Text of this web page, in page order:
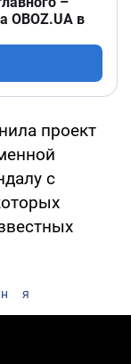
OBOZ.UA в
проект
с